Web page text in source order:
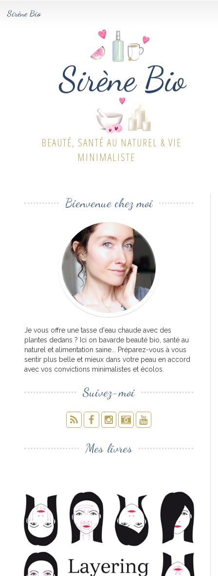
Sirène Bio
Sirène Bio
BEAUTÉ, SANTÉ AU NATUREL & VIE
MINIMALISTE
Bienvenue chez moi
Je vous offre une tasse d'eau chaude avec des
plantes dedans ? Ici on bavarde beauté bio, santé au
naturel et alimentation saine... Préparez-vous à vous
sentir plus belle et mieux dans votre peau en accord
avec vos convictions minimalistes et écolos.
Suivez-moi
Mes livres